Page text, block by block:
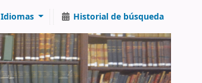
Idiomas Historial de búsqueda